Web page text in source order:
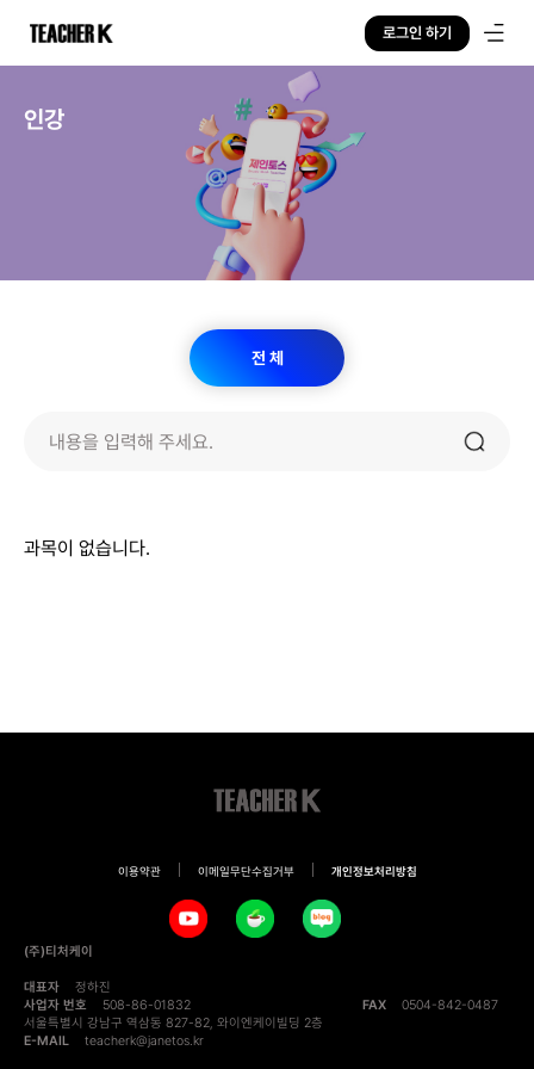
로그인 하기
인강
전 체
과목이 없습니다.
이용약관 이메일무단수집거부 개인정보처리방침
(주)티처케이
대표자
정하진
사업자 번호
508-86-01832 FAX
0504-842-0487
서울특별시 강남구 역삼동 827-82, 와이엔케이빌딩 2층
E-MAIL
teacherk@janetos.kr